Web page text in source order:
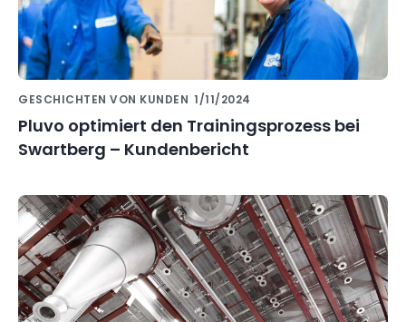
GESCHICHTEN VON KUNDEN 1/11/2024
Pluvo optimiert den Trainingsprozess bei
Swartberg – Kundenbericht